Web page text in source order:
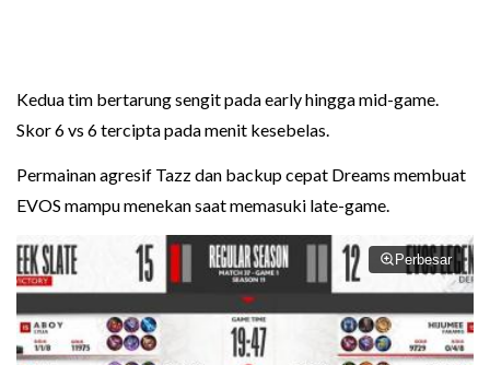
Kedua tim bertarung sengit pada early hingga mid-game.
Skor 6 vs 6 tercipta pada menit kesebelas.
Permainan agresif Tazz dan backup cepat Dreams membuat
EVOS mampu menekan saat memasuki late-game.
Perbesar